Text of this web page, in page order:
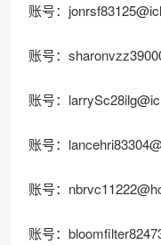
账号：
账号：
账号：
账号：
账号：
账号：